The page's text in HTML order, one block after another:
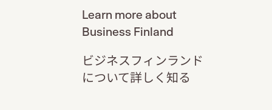
Learn more about
Business Finland
ビジネスフィンランド
について詳しく知る